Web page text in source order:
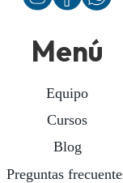
Menú
Equipo
Cursos
Blog
Preguntas